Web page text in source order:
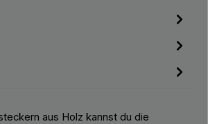
aus Holz kannst du die